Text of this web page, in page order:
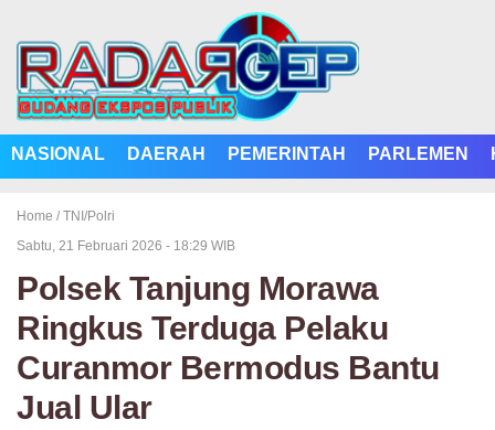
NASIONAL DAERAH PEMERINTAH PARLEMEN
Home / TNI/Polri
Sabtu, 21 Februari 2026 - 18:29 WIB
Polsek Tanjung Morawa
Ringkus Terduga Pelaku
Curanmor Bermodus Bantu
Jual Ular